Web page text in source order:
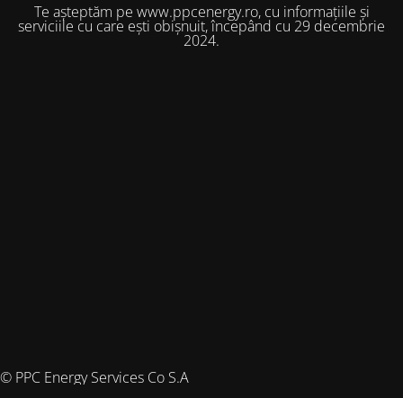
Te așteptăm pe www.ppcenergy.ro, cu informațiile și
serviciile cu care ești obișnuit, începând cu 29 decembrie
2024.
© PPC Energy Services Co S.A